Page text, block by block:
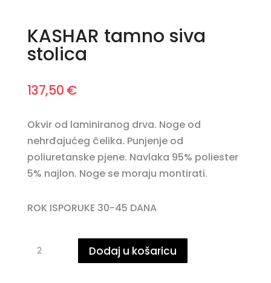
KASHAR tamno siva
stolica
137,50 €
Okvir od laminiranog drva. Noge od
nehrđajućeg čelika. Punjenje od
poliuretanske pjene. Navlaka 95% poliester
5% najlon. Noge se moraju montirati.
ROK ISPORUKE 30-45 DANA
tamno
Dodaj u košaricu